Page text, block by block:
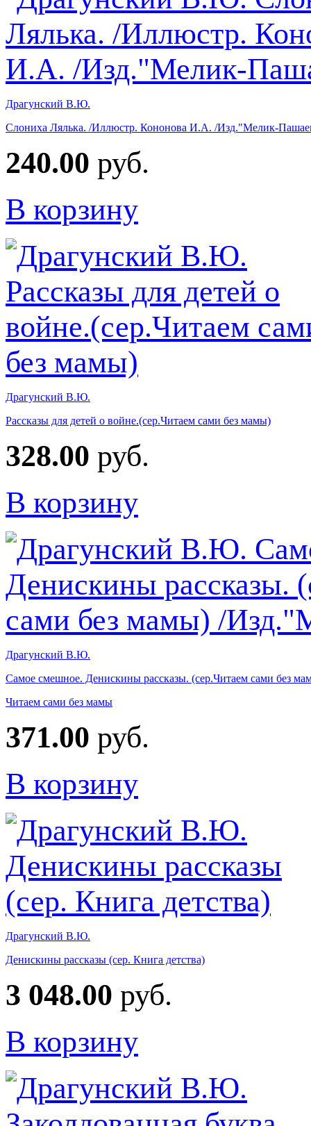
Драгунский В.Ю.
Слониха Лялька. /Иллюстр. Кононова И.А. /Изд."Мелик-
240.00 руб.
В корзину
Драгунский В.Ю.
Рассказы для детей о войне.(сер.Читаем сами без мамы)
328.00 руб.
В корзину
Драгунский В.Ю.
Самое смешное. Денискины рассказы. (сер.Читаем сами без
Читаем сами без мамы
371.00 руб.
В корзину
Драгунский В.Ю.
Денискины рассказы (сер. Книга детства)
3 048.00 руб.
В корзину